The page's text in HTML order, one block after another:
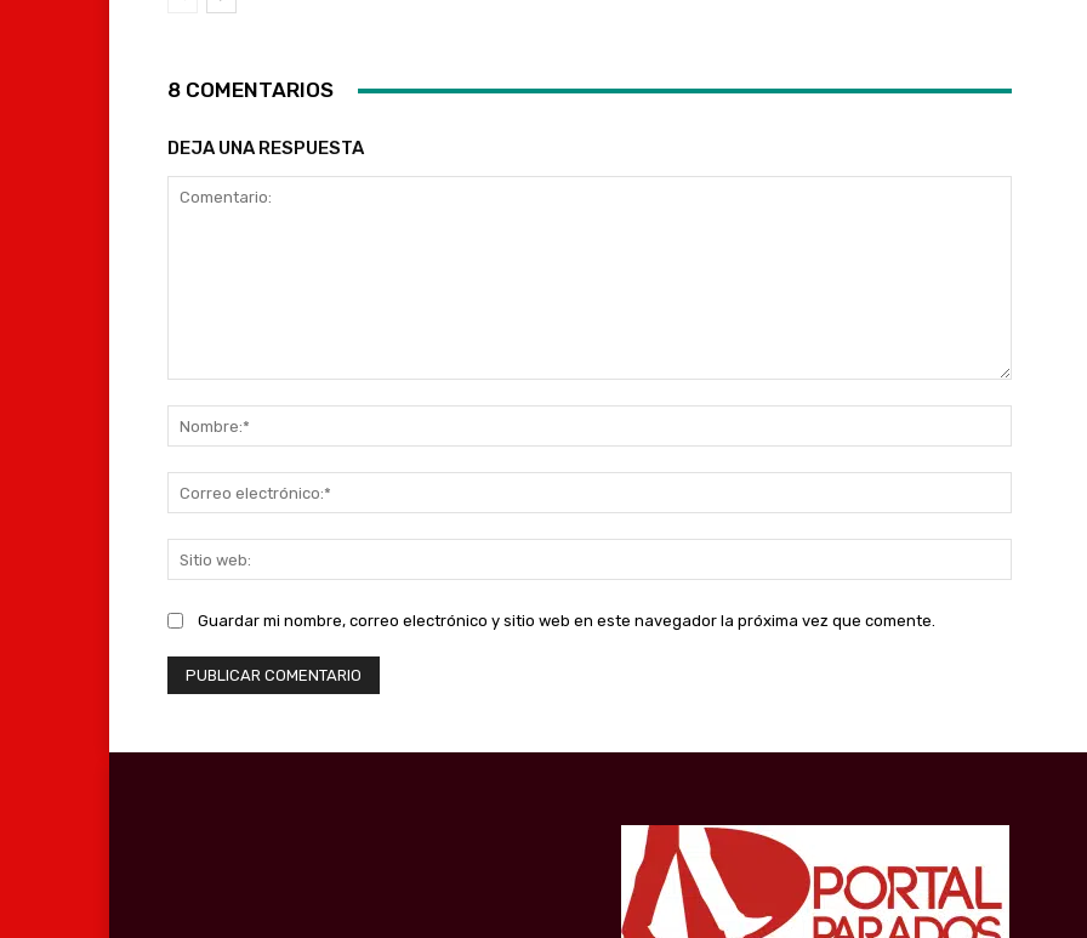
8 COMENTARIOS
DEJA UNA RESPUESTA
web:
Guardar mi nombre, correo electrónico y sitio web en este navegador la próxima vez que comente.